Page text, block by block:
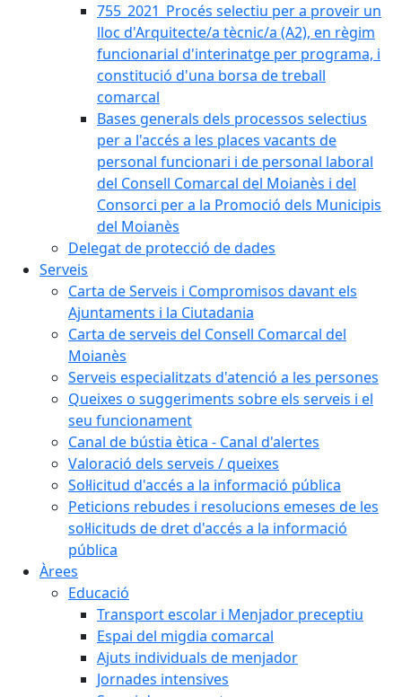
755_2021_Procés selectiu per a proveir un
lloc d'Arquitecte/a tècnic/a (A2), en règim
funcionarial d'interinatge per programa, i
constitució d'una borsa de treball
comarcal
Bases generals dels processos selectius
per a l'accés a les places vacants de
personal funcionari i de personal laboral
del Consell Comarcal del Moianès i del
Consorci per a la Promoció dels Municipis
del Moianès
Delegat de protecció de dades
Serveis
Carta de Serveis i Compromisos davant els
Ajuntaments i la Ciutadania
Carta de serveis del Consell Comarcal del
Moianès
Serveis especialitzats d'atenció a les persones
Queixes o suggeriments sobre els serveis i el
seu funcionament
Canal de bústia ètica - Canal d'alertes
Valoració dels serveis / queixes
Sol·licitud d'accés a la informació pública
Peticions rebudes i resolucions emeses de les
sol·licituds de dret d'accés a la informació
pública
Àrees
Educació
Transport escolar i Menjador preceptiu
Espai del migdia comarcal
Ajuts individuals de menjador
Jornades intensives